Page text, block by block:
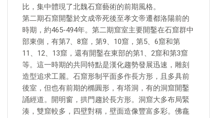
比，集中體現了北魏石窟藝術的前期風格。
第二期石窟開鑿於文成帝死後至孝文帝遷都洛陽前的
時期，約465-494年。第二期窟室主要開鑿在石窟群中
部東側，有第7、8窟，第9、10窟，第5、6窟和第
11、12、13窟，還有開鑿在東部的第1、2窟和第3窟
等。這一時期的共同特點是漢化趨勢發展迅速，雕刻
造型追求工麗。石窟形制平面多作長方形，且多具前
後室，但也有前期的橢圓形，有塔洞，有的洞窟開鑿
誦經道。開明窗，拱門趨於長方形。洞窟大多布局緊
湊，雙窟較多，四壁對稱，壁面造像豐富多彩。佛龕